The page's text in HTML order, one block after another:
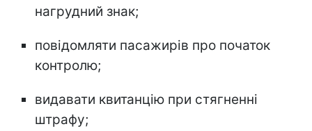
нагрудний знак;
повідомляти пасажирів про початок
контролю;
видавати квитанцію при стягненні
штрафу;